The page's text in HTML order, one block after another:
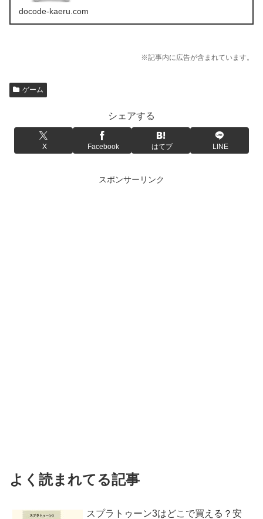
docode-kaeru.com
※記事内に広告が含まれています。
ゲーム
シェアする
X Facebook はてブ LINE
スポンサーリンク
よく読まれてる記事
スプラトゥーン3はどこで買える？安